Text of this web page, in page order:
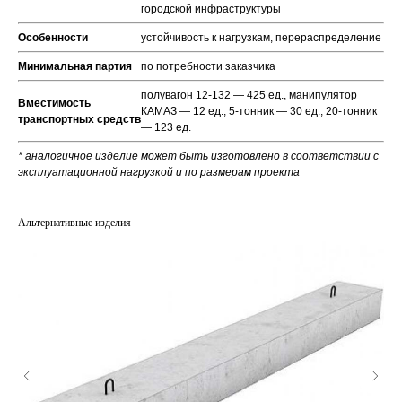
городской инфраструктуры
Особенности устойчивость к нагрузкам, перераспределение
Минимальная партия по потребности заказчика
Вместимость
транспортных средств
полувагон 12-132 — 425 ед., манипулятор
КАМАЗ — 12 ед., 5-тонник — 30 ед., 20-тонник
— 123 ед.
* аналогичное изделие может быть изготовлено в соответствии с
эксплуатационной нагрузкой и по размерам проекта
Альтернативные изделия